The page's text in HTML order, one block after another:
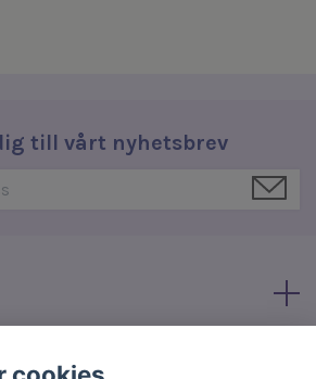
till vårt nyhetsbrev